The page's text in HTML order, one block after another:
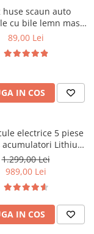
huse scaun auto
cu bile lemn masaj
128x40 cm
89,00 Lei
IN COS
electrice 5 piese
acumulatori Lithium
6.0Ah
1.299,00 Lei
989,00 Lei
IN COS